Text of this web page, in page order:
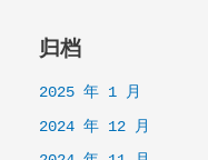
归档
2025 年 1 月
2024 年 12 月